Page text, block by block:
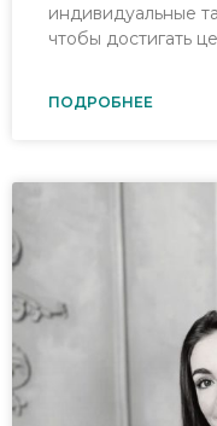
индивидуальные
чтобы достигать
ПОДРОБНЕЕ